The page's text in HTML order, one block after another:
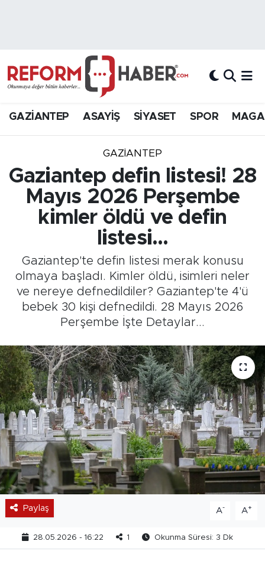
GAZİANTEP ASAYİŞ SİYASET SPOR
GAZIANTEP
Gaziantep defin listesi! 28
Mayıs 2026 Perşembe
kimler öldü ve defin
listesi...
Gaziantep'te defin listesi merak konusu
olmaya başladı. Kimler öldü, isimleri neler
ve nereye defnedildiler? Gaziantep'te 4'ü
bebek 30 kişi defnedildi. 28 Mayıs 2026
Perşembe İşte Detaylar...
Paylaş A- A+
28.05.2026 - 16:22 1 Okunma Süresi: 3 Dk
Hava Durumu
Süper Lig Puan Durumu ve Fikstür
Tüm Manşetler
Son Dakika Haberleri
Haber Arşivi